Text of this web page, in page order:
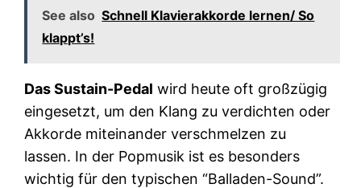
See also Schnell Klavierakkorde lernen/ So
klappt’s!
Das Sustain-Pedal wird heute oft großzügig
eingesetzt, um den Klang zu verdichten oder
Akkorde miteinander verschmelzen zu
lassen. In der Popmusik ist es besonders
wichtig für den typischen “Balladen-Sound”.